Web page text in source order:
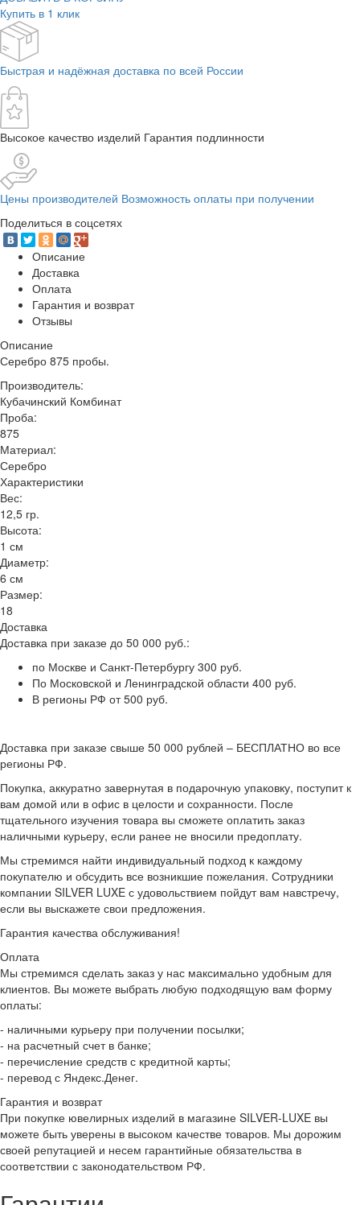
Купить в 1 клик
Быстрая и надёжная доставка по всей России
Высокое качество изделий Гарантия подлинности
Цены производителей Возможность оплаты при получении
Поделиться в соцсетях
Описание
Доставка
Оплата
Гарантия и возврат
Отзывы
Описание
Серебро 875 пробы.
Производитель:
Кубачинский Комбинат
Проба:
875
Материал:
Серебро
Характеристики
Вес:
12,5 гр.
Высота:
1 см
Диаметр:
6 см
Размер:
18
Доставка
Доставка при заказе до 50 000 руб.:
по Москве и Санкт-Петербургу 300 руб.
По Московской и Ленинградской области 400 руб.
В регионы РФ от 500 руб.
Доставка при заказе свыше 50 000 рублей – БЕСПЛАТНО во все
регионы РФ.
Покупка, аккуратно завернутая в подарочную упаковку, поступит к
вам домой или в офис в целости и сохранности. После
тщательного изучения товара вы сможете оплатить заказ
наличными курьеру, если ранее не вносили предоплату.
Мы стремимся найти индивидуальный подход к каждому
покупателю и обсудить все возникшие пожелания. Сотрудники
компании SILVER LUXE с удовольствием пойдут вам навстречу,
если вы выскажете свои предложения.
Гарантия качества обслуживания!
Оплата
Мы стремимся сделать заказ у нас максимально удобным для
клиентов. Вы можете выбрать любую подходящую вам форму
оплаты:
- наличными курьеру при получении посылки;
- на расчетный счет в банке;
- перечисление средств с кредитной карты;
- перевод с Яндекс.Денег.
Гарантия и возврат
При покупке ювелирных изделий в магазине SILVER-LUXE вы
можете быть уверены в высоком качестве товаров. Мы дорожим
своей репутацией и несем гарантийные обязательства в
соответствии с законодательством РФ.